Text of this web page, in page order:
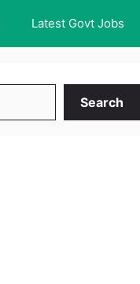
Latest Govt Jobs
Search